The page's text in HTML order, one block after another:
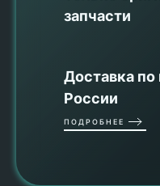
запчасти
Доставка по
России
ПОДРОБНЕЕ